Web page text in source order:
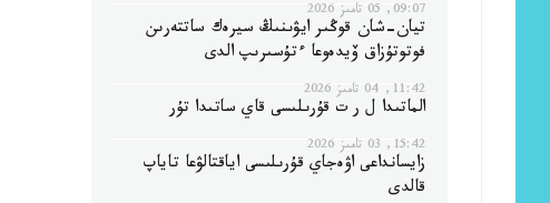
09:07, 05 تامىز 2026
تيان-شان قوڭىر ايۋىنىڭ سيرەك ساتتەرىن
فوتوتۇزاق ۆيدەوعا ءتۇسىرىپ الدى
11:42, 04 تامىز 2026
الماتىدا ل ر ت قۇرىلىسى قاي ساتىدا تۇر
15:42, 03 تامىز 2026
زايسانداعى اۋەجاي قۇرىلىسى اياقتالۋعا تاياپ
قالدى